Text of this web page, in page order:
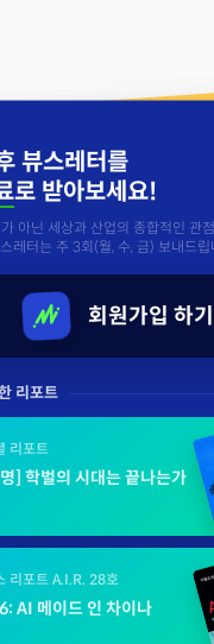
뷰스레터를
로 받아보세요!
아닌 세상과 산업의 종합적인 관
레터는 주 3회(월, 수, 금) 보내드립
회원가입 하기
리포트
리포트
] 학벌의 시대는 끝나는가
리포트 A.I.R. 28호
AI 메이드 인 차이나